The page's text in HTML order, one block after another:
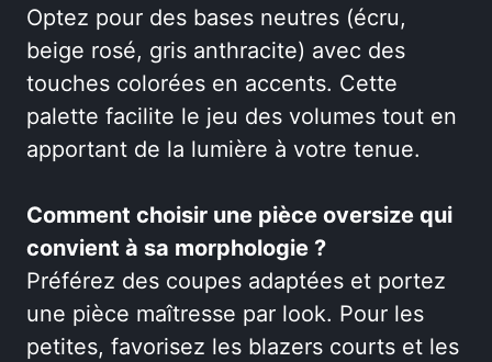
Optez pour des bases neutres (écru,
beige rosé, gris anthracite) avec des
touches colorées en accents. Cette
palette facilite le jeu des volumes tout en
apportant de la lumière à votre tenue.
Comment choisir une pièce oversize qui
convient à sa morphologie ?
Préférez des coupes adaptées et portez
une pièce maîtresse par look. Pour les
petites, favorisez les blazers courts et les